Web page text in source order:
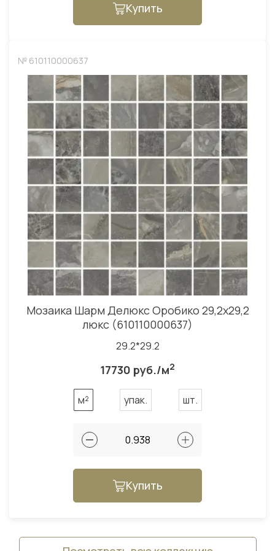
Купить
№ 610110000637
Мозаика Шарм Делюкс Оробико 29,2x29,2
люкс (610110000637)
29.2*29.2
17730 руб./м2
м² упак. шт.
Купить